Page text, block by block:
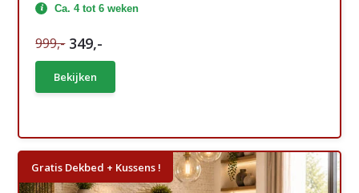
Ca. 4 tot 6 weken
999,- 349,-
Bekijken
Gratis Dekbed + Kussens !